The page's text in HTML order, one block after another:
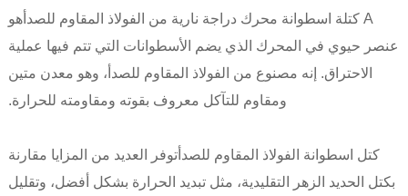
A كتلة اسطوانة محرك دراجة نارية من الفولاذ المقاوم للصدأهو
عنصر حيوي في المحرك الذي يضم الأسطوانات التي تتم فيها عملية
الاحتراق. إنه مصنوع من الفولاذ المقاوم للصدأ، وهو معدن متين
ومقاوم للتآكل معروف بقوته ومقاومته للحرارة.
كتل اسطوانة الفولاذ المقاوم للصدأتوفر العديد من المزايا مقارنة
بكتل الحديد الزهر التقليدية، مثل تبديد الحرارة بشكل أفضل، وتقليل